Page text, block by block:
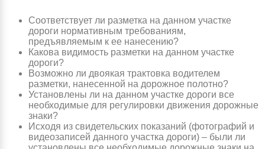
Соответствует ли разметка на данном участке
дороги нормативным требованиям,
предъявляемым к ее нанесению?
Какова видимость разметки на данном участке
дороги?
Возможно ли двоякая трактовка водителем
разметки, нанесенной на дорожное полотно?
Установлены ли на данном участке дороги все
необходимые для регулировки движения дорожные
знаки?
Исходя из свидетельских показаний (фотографий и
видеозаписей данного участка дороги) – были ли